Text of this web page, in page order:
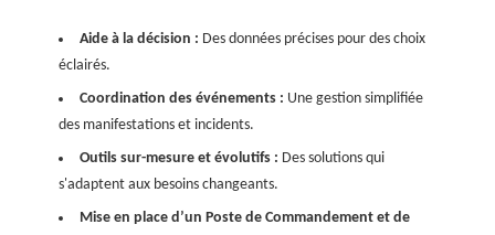
Aide à la décision : Des données précises pour des choix
éclairés.
Coordination des événements : Une gestion simplifiée
des manifestations et incidents.
Outils sur-mesure et évolutifs : Des solutions qui
s'adaptent aux besoins changeants.
Mise en place d’un Poste de Commandement et de